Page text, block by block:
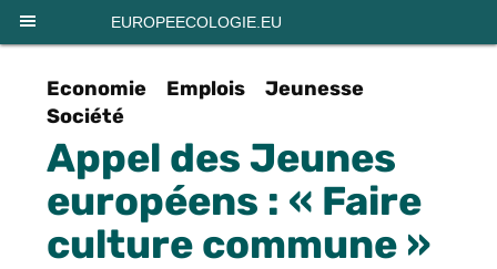
EUROPEECOLOGIE.EU
Economie Emplois
Jeunesse
Société
Appel des Jeunes
européens : « Faire
culture commune »